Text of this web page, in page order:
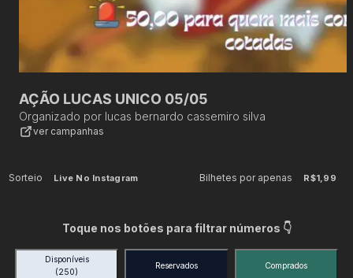
AÇÃO LUCAS UNICO 05/05
Organizado por lucas bernardo cassemiro silva
ver campanhas
Sorteio Live No Instagram Bilhetes por apenas R$1,99
Toque nos botões para filtrar números 👇
Disponíveis
(250)
Reservados Comprados